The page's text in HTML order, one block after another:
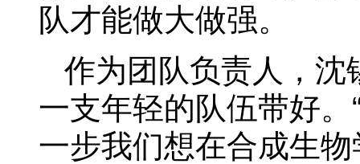
队才能做大做强。
作为团队负责人，沈
一支年轻的队伍带好
一步我们想在合成生